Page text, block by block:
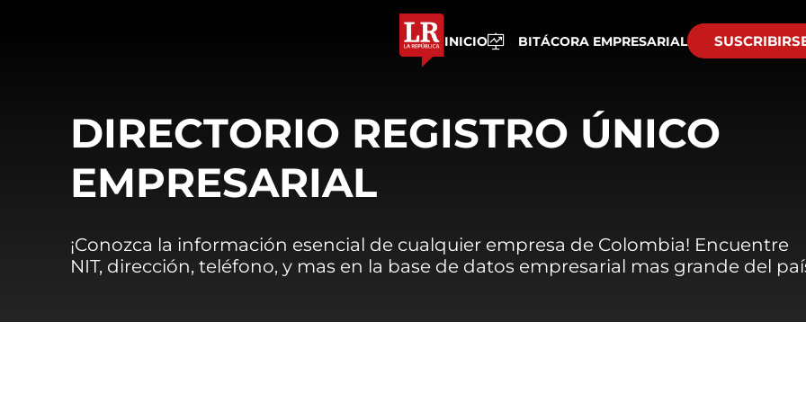
INICIO BITÁCORA EMPRESARIAL
DIRECTORIO REGISTRO ÚNICO
EMPRESARIAL
¡Conozca la información esencial de cualquier empresa de Colombia! Encuentre
NIT, dirección, teléfono, y mas en la base de datos empresarial mas grande del